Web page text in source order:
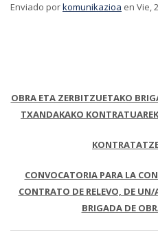
Enviado porkomunikazioa en Vie,
OBRA ETA ZERBITZUETAKO
TXANDAKAKO
CONVOCATORIA PARA LA
CONTRATO DE RELEVO, DE
BRIGADA DE